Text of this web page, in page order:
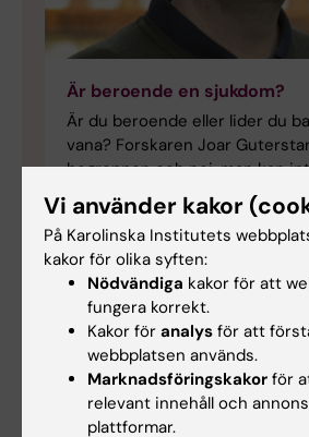
Är beroende en sjukdom?
Är du beroende eller lider du
vana? Forskaren Joar
begreppen och nej, man kan
socker-, tränings- eller
Däremot kan droger och spel
till beroende som kräver vård.
effektivare än vad många
Tidskriften Medicinsk Vetenskap
Vi använder kakor
På Karolinska Institutets
kakor för olika syften:
Nödvändiga kakor för att
fungera korrekt.
Kakor för analys för att
webbplatsen används.
Marknadsföringskakor för
relevant innehåll och
plattformar.